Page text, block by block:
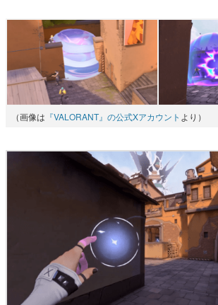
（画像は 『VALORANT』の公式Xアカウント より）